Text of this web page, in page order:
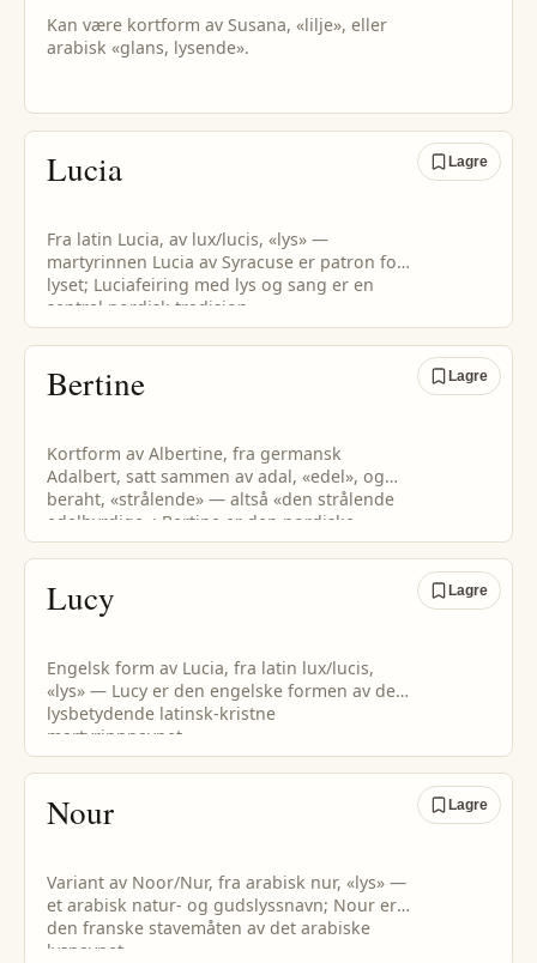
Kan være kortform av Susana, «lilje», eller
arabisk «glans, lysende».
Lucia
Fra latin Lucia, av lux/lucis, «lys» —
martyrinnen Lucia av Syracuse er patron for
lyset; Luciafeiring med lys og sang er en
sentral nordisk tradisjon.
Lagre
Bertine
Kortform av Albertine, fra germansk
Adalbert, satt sammen av adal, «edel», og
beraht, «strålende» — altså «den strålende
edelbyrdige»; Bertine er den nordiske
kortformen.
Lagre
Lucy
Engelsk form av Lucia, fra latin lux/lucis,
«lys» — Lucy er den engelske formen av det
lysbetydende latinsk-kristne
martyrinnnavnet.
Lagre
Nour
Variant av Noor/Nur, fra arabisk nur, «lys» —
et arabisk natur- og gudslyssnavn; Nour er
den franske stavemåten av det arabiske
lysnavnet.
Lagre